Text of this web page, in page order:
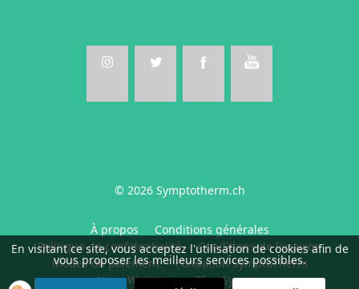
© 2026 Symptotherm.ch
À propos
Conditions générales
Politique de confidentialité
Conditions de livraison
Modes de paiement
Fondation SymptoTherm
Harri Wettstein
Blog Sympto
En visitant ce site, vous acceptez l'utilisation de cookies afin de
vous proposer les meilleurs services possibles.